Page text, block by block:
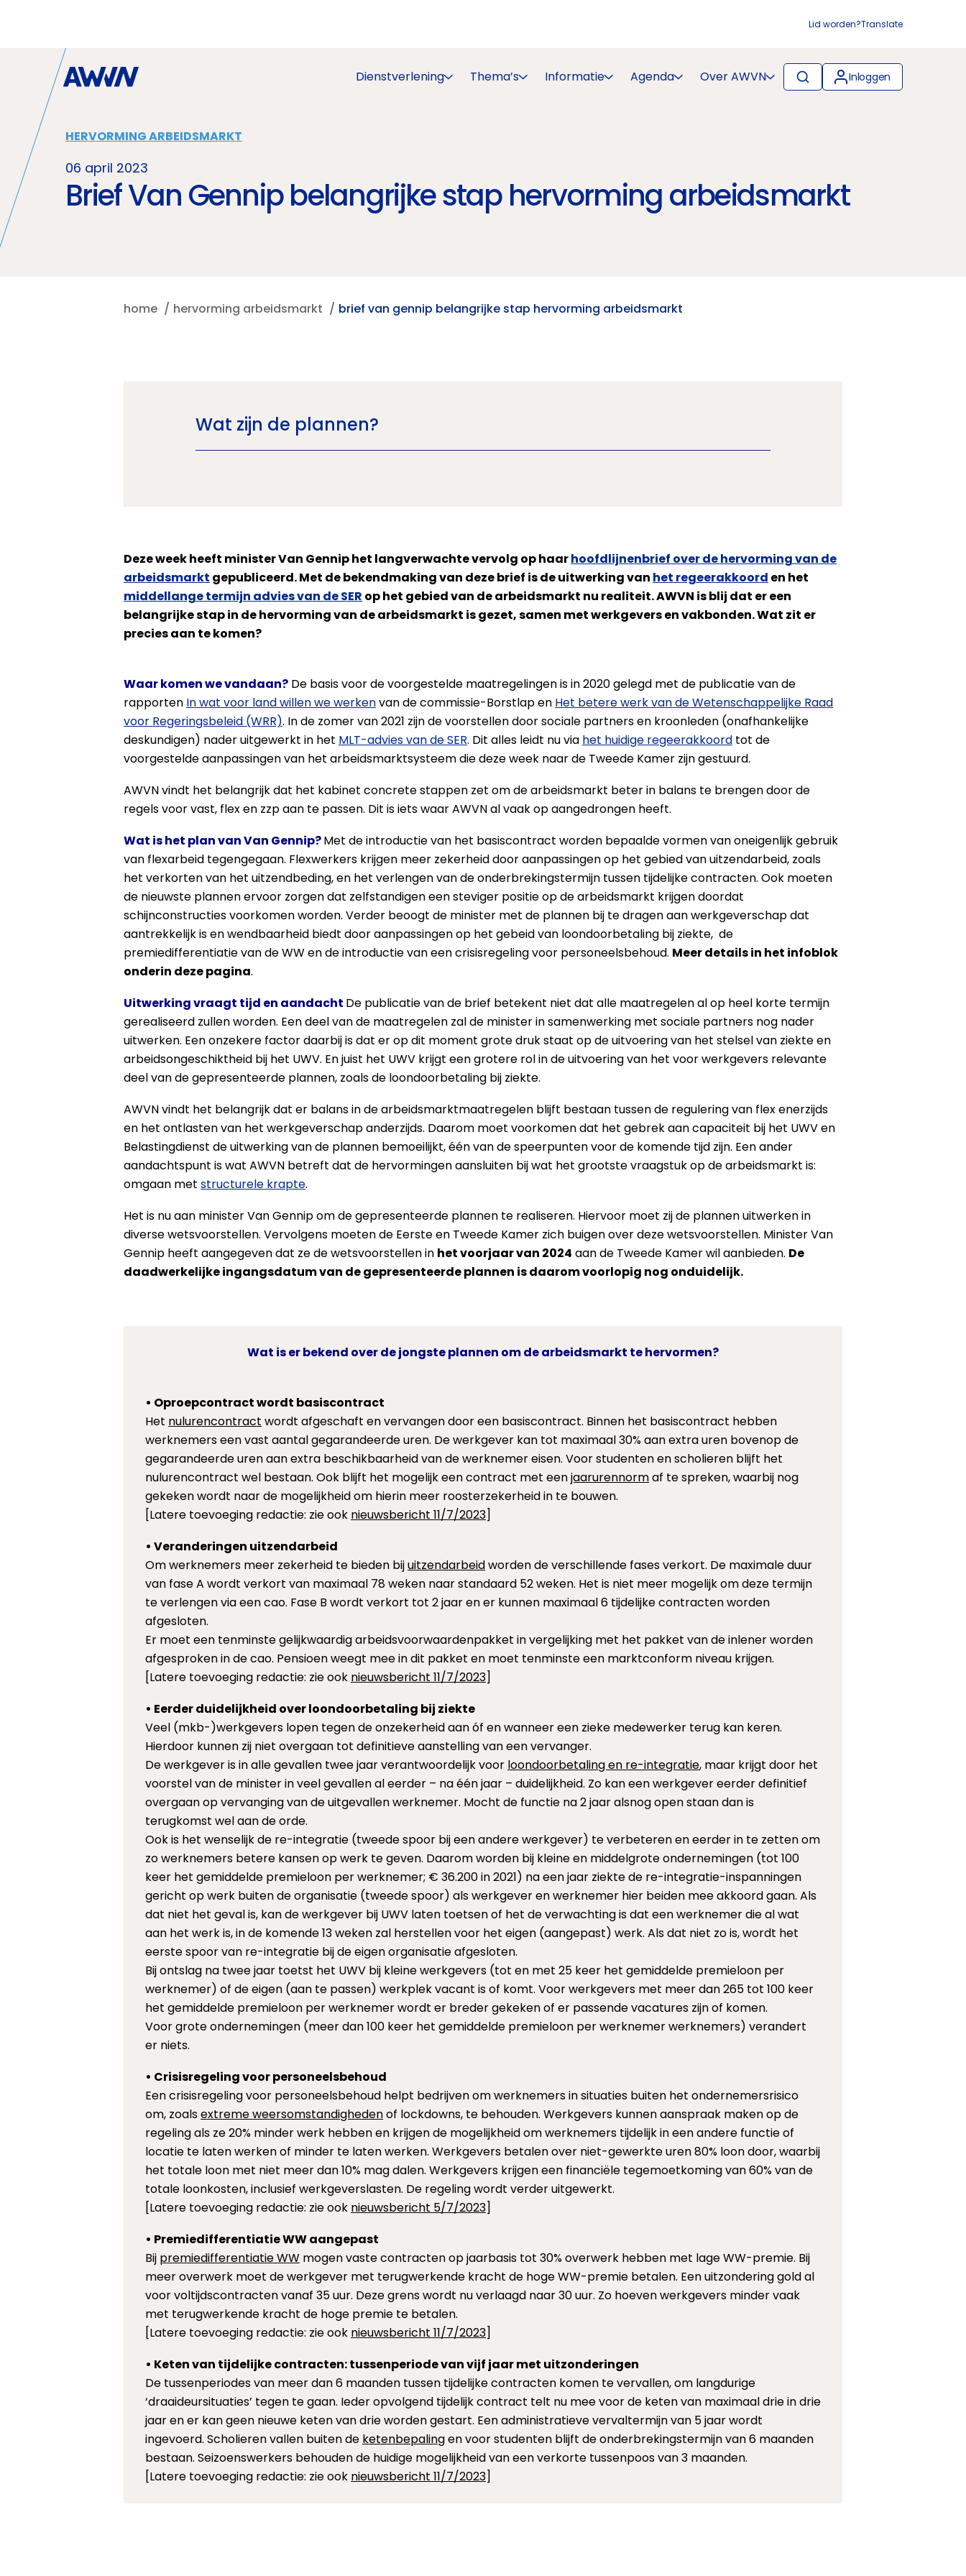
Lid worden?Translate
Dienstverlening Thema’s Informatie Agenda Over AWVN Inloggen
HERVORMING ARBEIDSMARKT
06 april 2023
Brief Van Gennip belangrijke stap hervorming arbeidsmarkt
home hervorming arbeidsmarkt brief van gennip belangrijke stap hervorming arbeidsmarkt
Wat zijn de plannen?
Deze week heeft minister Van Gennip het langverwachte vervolg op haarhoofdlijnenbrief over de hervorming van de
arbeidsmarkt gepubliceerd. Met de bekendmaking van deze brief is de uitwerking van het regeerakkoord en het
middellange termijn advies van de SER op het gebied van de arbeidsmarkt nu realiteit. AWVN is blij dat er een
belangrijke stap in de hervorming van de arbeidsmarkt is gezet, samen met werkgevers en vakbonden. Wat zit er
precies aan te komen?
Waar komen we vandaan? De basis voor de voorgestelde maatregelingen is in 2020 gelegd met de publicatie van de
rapporten In wat voor land willen we werkenvan de commissie-Borstlap en Het betere werk van de Wetenschappelijke Raad
voor Regeringsbeleid (WRR). In de zomer van 2021 zijn de voorstellen door sociale partners en kroonleden (onafhankelijke
deskundigen) nader uitgewerkt in het MLT-advies van de SER. Dit alles leidt nu via het huidige regeerakkoord tot de
voorgestelde aanpassingen van het arbeidsmarktsysteem die deze week naar de Tweede Kamer zijn gestuurd.
AWVN vindt het belangrijk dat het kabinet concrete stappen zet om de arbeidsmarkt beter in balans te brengen door de
regels voor vast, flex en zzp aan te passen. Dit is iets waar AWVN al vaak op aangedrongen heeft.
Wat is het plan van Van Gennip?Met de introductie van het basiscontract worden bepaalde vormen van oneigenlijk gebruik
van flexarbeid tegengegaan. Flexwerkers krijgen meer zekerheid door aanpassingen op het gebied van uitzendarbeid, zoals
het verkorten van het uitzendbeding, en het verlengen van de onderbrekingstermijn tussen tijdelijke contracten. Ook moeten
de nieuwste plannen ervoor zorgen dat zelfstandigen een steviger positie op de arbeidsmarkt krijgen doordat
schijnconstructies voorkomen worden. Verder beoogt de minister met de plannen bij te dragen aan werkgeverschap dat
aantrekkelijk is en wendbaarheid biedt door aanpassingen op het gebeid van loondoorbetaling bij ziekte, de
premiedifferentiatie van de WW en de introductie van een crisisregeling voor personeelsbehoud. Meer details in het infoblok
onderin deze pagina.
Uitwerking vraagt tijd en aandacht De publicatie van de brief betekent niet dat alle maatregelen al op heel korte termijn
gerealiseerd zullen worden. Een deel van de maatregelen zal de minister in samenwerking met sociale partners nog nader
uitwerken. Een onzekere factor daarbij is dat er op dit moment grote druk staat op de uitvoering van het stelsel van ziekte en
arbeidsongeschiktheid bij het UWV. En juist het UWV krijgt een grotere rol in de uitvoering van het voor werkgevers relevante
deel van de gepresenteerde plannen, zoals de loondoorbetaling bij ziekte.
AWVN vindt het belangrijk dat er balans in de arbeidsmarktmaatregelen blijft bestaan tussen de regulering van flex enerzijds
en het ontlasten van het werkgeverschap anderzijds. Daarom moet voorkomen dat het gebrek aan capaciteit bij het UWV en
Belastingdienst de uitwerking van de plannen bemoeilijkt, één van de speerpunten voor de komende tijd zijn. Een ander
aandachtspunt is wat AWVN betreft dat de hervormingen aansluiten bij wat het grootste vraagstuk op de arbeidsmarkt is:
omgaan met structurele krapte.
Het is nu aan minister Van Gennip om de gepresenteerde plannen te realiseren. Hiervoor moet zij de plannen uitwerken in
diverse wetsvoorstellen. Vervolgens moeten de Eerste en Tweede Kamer zich buigen over deze wetsvoorstellen. Minister Van
Gennip heeft aangegeven dat ze de wetsvoorstellen in het voorjaar van 2024 aan de Tweede Kamer wil aanbieden. De
daadwerkelijke ingangsdatum van de gepresenteerde plannen is daarom voorlopig nog onduidelijk.
Wat is er bekend over de jongste plannen om de arbeidsmarkt te hervormen?
• Oproepcontract wordt basiscontract
Het nulurencontract wordt afgeschaft en vervangen door een basiscontract. Binnen het basiscontract hebben
werknemers een vast aantal gegarandeerde uren. De werkgever kan tot maximaal 30% aan extra uren bovenop de
gegarandeerde uren aan extra beschikbaarheid van de werknemer eisen. Voor studenten en scholieren blijft het
nulurencontract wel bestaan. Ook blijft het mogelijk een contract met eenjaarurennormaf te spreken, waarbij nog
gekeken wordt naar de mogelijkheid om hierin meer roosterzekerheid in te bouwen.
[Latere toevoeging redactie: zie ook nieuwsbericht 11/7/2023]
• Veranderingen uitzendarbeid
Om werknemers meer zekerheid te bieden bijuitzendarbeidworden de verschillende fases verkort. De maximale duur
van fase A wordt verkort van maximaal 78 weken naar standaard 52 weken. Het is niet meer mogelijk om deze termijn
te verlengen via een cao. Fase B wordt verkort tot 2 jaar en er kunnen maximaal 6 tijdelijke contracten worden
afgesloten.
Er moet een tenminste gelijkwaardig arbeidsvoorwaardenpakket in vergelijking met het pakket van de inlener worden
afgesproken in de cao. Pensioen weegt mee in dit pakket en moet tenminste een marktconform niveau krijgen.
[Latere toevoeging redactie: zie ook nieuwsbericht 11/7/2023]
• Eerder duidelijkheid over loondoorbetaling bij ziekte
Veel (mkb-)werkgevers lopen tegen de onzekerheid aan óf en wanneer een zieke medewerker terug kan keren.
Hierdoor kunnen zij niet overgaan tot definitieve aanstelling van een vervanger.
De werkgever is in alle gevallen twee jaar verantwoordelijk voor loondoorbetaling en re-integratie, maar krijgt door het
voorstel van de minister in veel gevallen al eerder – na één jaar – duidelijkheid. Zo kan een werkgever eerder definitief
overgaan op vervanging van de uitgevallen werknemer. Mocht de functie na 2 jaar alsnog open staan dan is
terugkomst wel aan de orde.
Ook is het wenselijk de re-integratie (tweede spoor bij een andere werkgever) te verbeteren en eerder in te zetten om
zo werknemers betere kansen op werk te geven. Daarom worden bij kleine en middelgrote ondernemingen (tot 100
keer het gemiddelde premieloon per werknemer; € 36.200 in 2021) na een jaar ziekte de re-integratie-inspanningen
gericht op werk buiten de organisatie (tweede spoor) als werkgever en werknemer hier beiden mee akkoord gaan. Als
dat niet het geval is, kan de werkgever bij UWV laten toetsen of het de verwachting is dat een werknemer die al wat
aan het werk is, in de komende 13 weken zal herstellen voor het eigen (aangepast) werk. Als dat niet zo is, wordt het
eerste spoor van re-integratie bij de eigen organisatie afgesloten.
Bij ontslag na twee jaar toetst het UWV bij kleine werkgevers (tot en met 25 keer het gemiddelde premieloon per
werknemer) of de eigen (aan te passen) werkplek vacant is of komt. Voor werkgevers met meer dan 265 tot 100 keer
het gemiddelde premieloon per werknemer wordt er breder gekeken of er passende vacatures zijn of komen.
Voor grote ondernemingen (meer dan 100 keer het gemiddelde premieloon per werknemer werknemers) verandert
er niets.
• Crisisregeling voor personeelsbehoud
Een crisisregeling voor personeelsbehoud helpt bedrijven om werknemers in situaties buiten het ondernemersrisico
om, zoalsextreme weersomstandighedenof lockdowns, te behouden. Werkgevers kunnen aanspraak maken op de
regeling als ze 20% minder werk hebben en krijgen de mogelijkheid om werknemers tijdelijk in een andere functie of
locatie te laten werken of minder te laten werken. Werkgevers betalen over niet-gewerkte uren 80% loon door, waarbij
het totale loon met niet meer dan 10% mag dalen. Werkgevers krijgen een financiële tegemoetkoming van 60% van de
totale loonkosten, inclusief werkgeverslasten. De regeling wordt verder uitgewerkt.
[Latere toevoeging redactie: zie ook nieuwsbericht 5/7/2023]
• Premiedifferentiatie WW aangepast
Bij premiedifferentiatie WW mogen vaste contracten op jaarbasis tot 30% overwerk hebben met lage WW-premie. Bij
meer overwerk moet de werkgever met terugwerkende kracht de hoge WW-premie betalen. Een uitzondering gold al
voor voltijdscontracten vanaf 35 uur. Deze grens wordt nu verlaagd naar 30 uur. Zo hoeven werkgevers minder vaak
met terugwerkende kracht de hoge premie te betalen.
[Latere toevoeging redactie: zie ook nieuwsbericht 11/7/2023]
• Keten van tijdelijke contracten: tussenperiode van vijf jaar met uitzonderingen
De tussenperiodes van meer dan 6 maanden tussen tijdelijke contracten komen te vervallen, om langdurige
‘draaideursituaties’ tegen te gaan. Ieder opvolgend tijdelijk contract telt nu mee voor de keten van maximaal drie in drie
jaar en er kan geen nieuwe keten van drie worden gestart. Een administratieve vervaltermijn van 5 jaar wordt
ingevoerd. Scholieren vallen buiten de ketenbepalingen voor studenten blijft de onderbrekingstermijn van 6 maanden
bestaan. Seizoenswerkers behouden de huidige mogelijkheid van een verkorte tussenpoos van 3 maanden.
[Latere toevoeging redactie: zie ook nieuwsbericht 11/7/2023]